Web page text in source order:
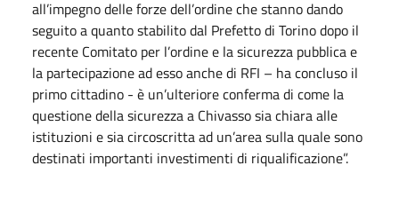
all’impegno delle forze dell’ordine che stanno dando
seguito a quanto stabilito dal Prefetto di Torino dopo il
recente Comitato per l’ordine e la sicurezza pubblica e
la partecipazione ad esso anche di RFI – ha concluso il
primo cittadino - è un’ulteriore conferma di come la
questione della sicurezza a Chivasso sia chiara alle
istituzioni e sia circoscritta ad un’area sulla quale sono
destinati importanti investimenti di riqualificazione”.